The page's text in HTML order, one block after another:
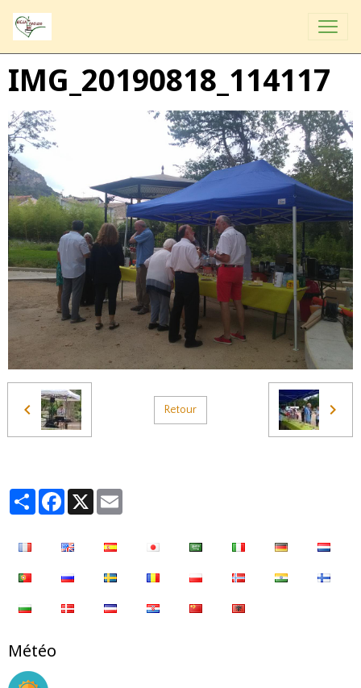
IMG_20190818_114117
Retour
PartagerFacebook
X
Météo